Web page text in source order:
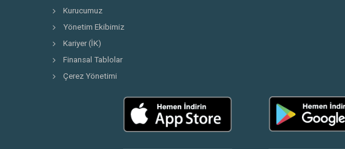
Kurucumuz
Yönetim Ekibimiz
Kariyer (İK)
Finansal Tablolar
Çerez Yönetimi